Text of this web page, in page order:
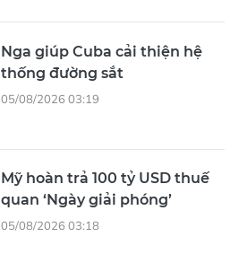
Nga giúp Cuba cải thiện hệ
thống đường sắt
05/08/2026 03:19
Mỹ hoàn trả 100 tỷ USD thuế
quan ‘Ngày giải phóng’
05/08/2026 03:18